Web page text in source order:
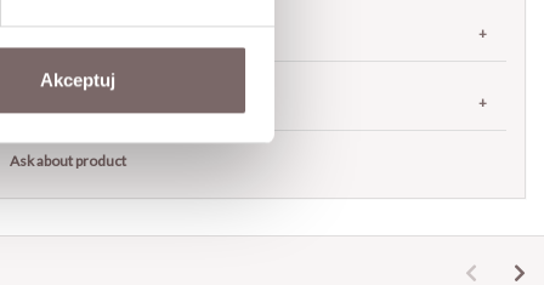
Akceptuj
RETURNS
Ask about product